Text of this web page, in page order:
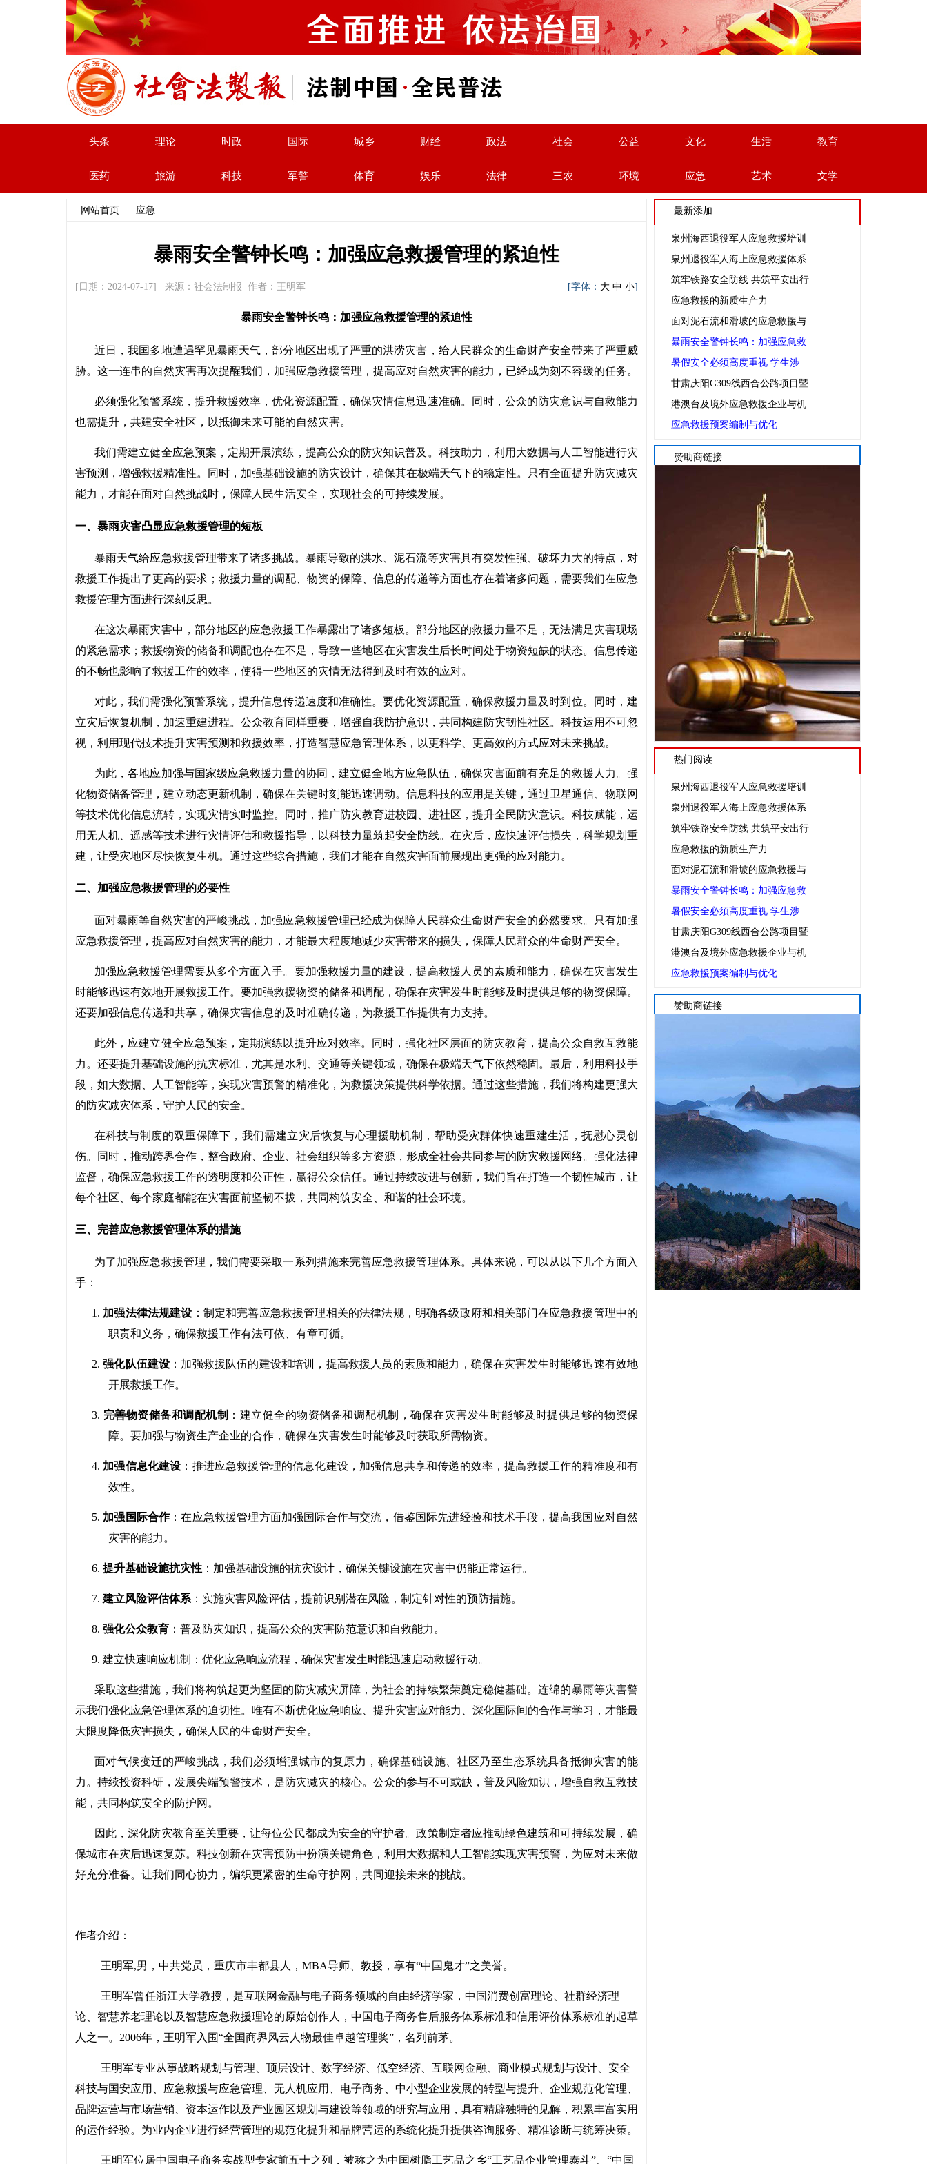
头条 理论 时政 国际 城乡 财经 政法 社会 公益 文化 生活 教育
医药 旅游 科技 军警 体育 娱乐 法律 三农 环境 应急 艺术 文学
网站首页 应急
暴雨安全警钟长鸣：加强应急救援管理的紧迫性
[日期：2024-07-17] 来源：社会法制报 作者：王明军 [字体： 大 中 小]
暴雨安全警钟长鸣：加强应急救援管理的紧迫性
近日，我国多地遭遇罕见暴雨天气，部分地区出现了严重的洪涝灾害，给人民群众的生命财产安全带来了严重威
胁。这一连串的自然灾害再次提醒我们，加强应急救援管理，提高应对自然灾害的能力，已经成为刻不容缓的任务。
必须强化预警系统，提升救援效率，优化资源配置，确保灾情信息迅速准确。同时，公众的防灾意识与自救能力
也需提升，共建安全社区，以抵御未来可能的自然灾害。
我们需建立健全应急预案，定期开展演练，提高公众的防灾知识普及。科技助力，利用大数据与人工智能进行灾
害预测，增强救援精准性。同时，加强基础设施的防灾设计，确保其在极端天气下的稳定性。只有全面提升防灾减灾
能力，才能在面对自然挑战时，保障人民生活安全，实现社会的可持续发展。
一、暴雨灾害凸显应急救援管理的短板
暴雨天气给应急救援管理带来了诸多挑战。暴雨导致的洪水、泥石流等灾害具有突发性强、破坏力大的特点，对
救援工作提出了更高的要求；救援力量的调配、物资的保障、信息的传递等方面也存在着诸多问题，需要我们在应急
救援管理方面进行深刻反思。
在这次暴雨灾害中，部分地区的应急救援工作暴露出了诸多短板。部分地区的救援力量不足，无法满足灾害现场
的紧急需求；救援物资的储备和调配也存在不足，导致一些地区在灾害发生后长时间处于物资短缺的状态。信息传递
的不畅也影响了救援工作的效率，使得一些地区的灾情无法得到及时有效的应对。
对此，我们需强化预警系统，提升信息传递速度和准确性。要优化资源配置，确保救援力量及时到位。同时，建
立灾后恢复机制，加速重建进程。公众教育同样重要，增强自我防护意识，共同构建防灾韧性社区。科技运用不可忽
视，利用现代技术提升灾害预测和救援效率，打造智慧应急管理体系，以更科学、更高效的方式应对未来挑战。
为此，各地应加强与国家级应急救援力量的协同，建立健全地方应急队伍，确保灾害面前有充足的救援人力。强
化物资储备管理，建立动态更新机制，确保在关键时刻能迅速调动。信息科技的应用是关键，通过卫星通信、物联网
等技术优化信息流转，实现灾情实时监控。同时，推广防灾教育进校园、进社区，提升全民防灾意识。科技赋能，运
用无人机、遥感等技术进行灾情评估和救援指导，以科技力量筑起安全防线。在灾后，应快速评估损失，科学规划重
建，让受灾地区尽快恢复生机。通过这些综合措施，我们才能在自然灾害面前展现出更强的应对能力。
二、加强应急救援管理的必要性
面对暴雨等自然灾害的严峻挑战，加强应急救援管理已经成为保障人民群众生命财产安全的必然要求。只有加强
应急救援管理，提高应对自然灾害的能力，才能最大程度地减少灾害带来的损失，保障人民群众的生命财产安全。
加强应急救援管理需要从多个方面入手。要加强救援力量的建设，提高救援人员的素质和能力，确保在灾害发生
时能够迅速有效地开展救援工作。要加强救援物资的储备和调配，确保在灾害发生时能够及时提供足够的物资保障。
还要加强信息传递和共享，确保灾害信息的及时准确传递，为救援工作提供有力支持。
此外，应建立健全应急预案，定期演练以提升应对效率。同时，强化社区层面的防灾教育，提高公众自救互救能
力。还要提升基础设施的抗灾标准，尤其是水利、交通等关键领域，确保在极端天气下依然稳固。最后，利用科技手
段，如大数据、人工智能等，实现灾害预警的精准化，为救援决策提供科学依据。通过这些措施，我们将构建更强大
的防灾减灾体系，守护人民的安全。
在科技与制度的双重保障下，我们需建立灾后恢复与心理援助机制，帮助受灾群体快速重建生活，抚慰心灵创
伤。同时，推动跨界合作，整合政府、企业、社会组织等多方资源，形成全社会共同参与的防灾救援网络。强化法律
监督，确保应急救援工作的透明度和公正性，赢得公众信任。通过持续改进与创新，我们旨在打造一个韧性城市，让
每个社区、每个家庭都能在灾害面前坚韧不拔，共同构筑安全、和谐的社会环境。
三、完善应急救援管理体系的措施
为了加强应急救援管理，我们需要采取一系列措施来完善应急救援管理体系。具体来说，可以从以下几个方面入
手：
1. 加强法律法规建设 ：制定和完善应急救援管理相关的法律法规，明确各级政府和相关部门在应急救援管理中的
职责和义务，确保救援工作有法可依、有章可循。
2.强化队伍建设 ：加强救援队伍的建设和培训，提高救援人员的素质和能力，确保在灾害发生时能够迅速有效地
开展救援工作。
3. 完善物资储备和调配机制 ：建立健全的物资储备和调配机制，确保在灾害发生时能够及时提供足够的物资保
障。要加强与物资生产企业的合作，确保在灾害发生时能够及时获取所需物资。
4. 加强信息化建设 ：推进应急救援管理的信息化建设，加强信息共享和传递的效率，提高救援工作的精准度和有
效性。
5. 加强国际合作：在应急救援管理方面加强国际合作与交流，借鉴国际先进经验和技术手段，提高我国应对自然
灾害的能力。
6. 提升基础设施抗灾性 ：加强基础设施的抗灾设计，确保关键设施在灾害中仍能正常运行。
7. 建立风险评估体系 ：实施灾害风险评估，提前识别潜在风险，制定针对性的预防措施。
8. 强化公众教育 ：普及防灾知识，提高公众的灾害防范意识和自救能力。
9. 建立快速响应机制：优化应急响应流程，确保灾害发生时能迅速启动救援行动。
采取这些措施，我们将构筑起更为坚固的防灾减灾屏障，为社会的持续繁荣奠定稳健基础。连绵的暴雨等灾害警
示我们强化应急管理体系的迫切性。唯有不断优化应急响应、提升灾害应对能力、深化国际间的合作与学习，才能最
大限度降低灾害损失，确保人民的生命财产安全。
面对气候变迁的严峻挑战，我们必须增强城市的复原力，确保基础设施、社区乃至生态系统具备抵御灾害的能
力。持续投资科研，发展尖端预警技术，是防灾减灾的核心。公众的参与不可或缺，普及风险知识，增强自救互救技
能，共同构筑安全的防护网。
因此，深化防灾教育至关重要，让每位公民都成为安全的守护者。政策制定者应推动绿色建筑和可持续发展，确
保城市在灾后迅速复苏。科技创新在灾害预防中扮演关键角色，利用大数据和人工智能实现灾害预警，为应对未来做
好充分准备。让我们同心协力，编织更紧密的生命守护网，共同迎接未来的挑战。
作者介绍：
王明军,男，中共党员，重庆市丰都县人，MBA导师、教授，享有“中国鬼才”之美誉。
王明军曾任浙江大学教授，是互联网金融与电子商务领域的自由经济学家，中国消费创富理论、社群经济理
论、智慧养老理论以及智慧应急救援理论的原始创作人，中国电子商务售后服务体系标准和信用评价体系标准的起草
人之一。 2006年，王明军入围“全国商界风云人物最佳卓越管理奖”，名列前茅。
王明军专业从事战略规划与管理、顶层设计、数字经济、低空经济、互联网金融、商业模式规划与设计、安全
科技与国安应用、应急救援与应急管理、无人机应用、电子商务、中小型企业发展的转型与提升、企业规范化管理、
品牌运营与市场营销、资本运作以及产业园区规划与建设等领域的研究与应用，具有精辟独特的见解，积累丰富实用
的运作经验。为业内企业进行经营管理的规范化提升和品牌营运的系统化提升提供咨询服务、精准诊断与统筹决策。
王明军位居中国电子商务实战型专家前五十之列，被称之为中国树脂工艺品之乡“工艺品企业管理泰斗”、“中国
最新添加
泉州海西退役军人应急救援培训
泉州退役军人海上应急救援体系
筑牢铁路安全防线 共筑平安出行
应急救援的新质生产力
面对泥石流和滑坡的应急救援与
暴雨安全警钟长鸣：加强应急救
暑假安全必须高度重视 学生涉
甘肃庆阳G309线西合公路项目暨
港澳台及境外应急救援企业与机
应急救援预案编制与优化
赞助商链接
热门阅读
泉州海西退役军人应急救援培训
泉州退役军人海上应急救援体系
筑牢铁路安全防线 共筑平安出行
应急救援的新质生产力
面对泥石流和滑坡的应急救援与
暴雨安全警钟长鸣：加强应急救
暑假安全必须高度重视 学生涉
甘肃庆阳G309线西合公路项目暨
港澳台及境外应急救援企业与机
应急救援预案编制与优化
赞助商链接